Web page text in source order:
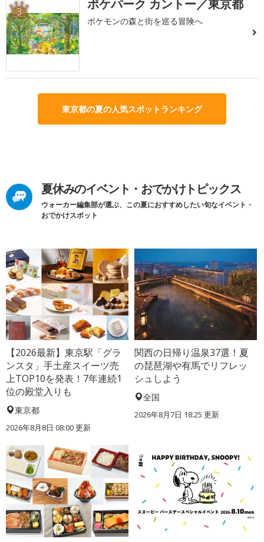
3 ポケパーク カントー／東京都
ポケモンの森と街を巡る冒険へ
東京都の夏の人気スポットランキング
夏休みのイベント・おでかけトピックス
ウォーカー編集部が選ぶ、この夏におすすめしたい旬なイベント・
おでかけスポット
【2026最新】東京駅「グラ
ンスタ」手土産スイーツ売
上TOP10を発表！7年連続1
位の殿堂入りも
東京都
2026年8月8日 08:00更新
関西の日帰り温泉37選！夏
の琵琶湖や有馬でリフレッ
シュしよう
全国
2026年8月7日 18:25 更新